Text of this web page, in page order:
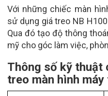
Với những chiếc màn
sử dụng giá treo NB
Qua đó tạo độ thông
mỹ cho góc làm việc,
Thông số kỹ thuật
treo màn hình